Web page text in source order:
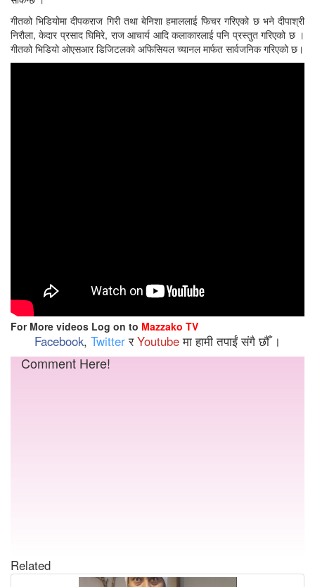
गीतको भिडियोमा दीपकराज गिरी तथा बेनिशा हमाललाई फिचर गरिएको छ भने दीपाश्री
निरौला, केदार प्रसाद घिमिरे, राज आचार्य आदि कलाकारलाई पनि प्रस्तुत गरिएको छ ।
गीतको भिडियो ओएसआर डिजिटलको अफिसियल च्यानल मार्फत सार्वजनिक गरिएको छ।
For More videos Log on to Mazzako TV
Facebook, TwitterरYoutubeमा हामी तपाईं संगै छौँ ।
Comment Here!
Related